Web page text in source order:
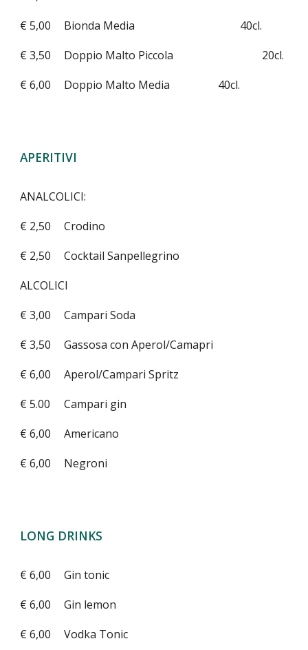
€ 5,00
Bionda Media
40cl.
€ 3,50
Doppio Malto Piccola
20cl.
€ 6,00
Doppio Malto Media 40cl.
APERITIVI
ANALCOLICI:
€ 2,50
Crodino
€ 2,50
Cocktail Sanpellegrino
ALCOLICI
€ 3,00
Campari Soda
€ 3,50
Gassosa con Aperol/Camapri
€ 6,00
Aperol/Campari Spritz
€ 5.00
Campari gin
€ 6,00
Americano
€ 6,00
Negroni
LONG DRINKS
€ 6,00
Gin tonic
€ 6,00
Gin lemon
€ 6,00
Vodka Tonic